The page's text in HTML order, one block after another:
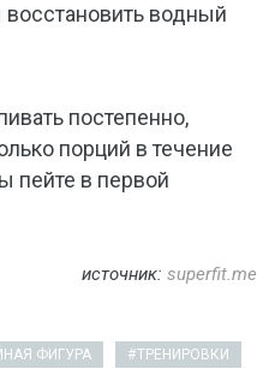
водный
постепенно,
порций в течение
пейте в первой
источник: superfit.me
ФИГУРА
ТРЕНИРОВКИ